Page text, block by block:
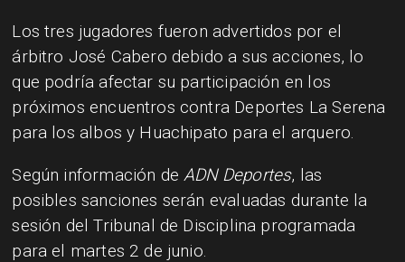
Los tres jugadores fueron advertidos por el
árbitro José Cabero debido a sus acciones, lo
que podría afectar su participación en los
próximos encuentros contra Deportes La Serena
para los albos y Huachipato para el arquero.
Según información deADN Deportes, las
posibles sanciones serán evaluadas durante la
sesión del Tribunal de Disciplina programada
para el martes 2 de junio.